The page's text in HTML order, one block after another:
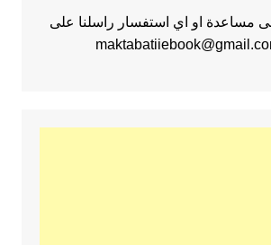
مساعدة او اي استفسار راسلنا على